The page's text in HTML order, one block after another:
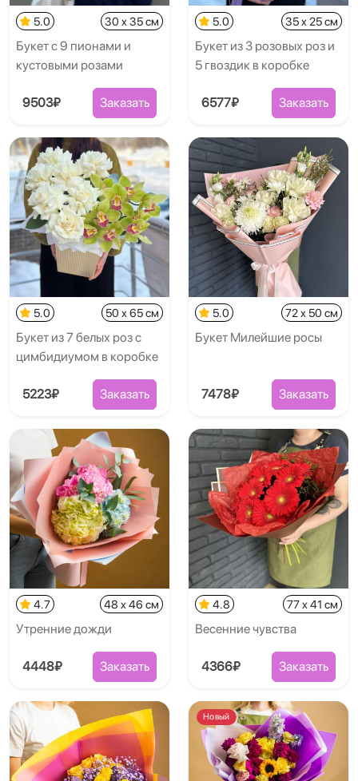
5.0 30 x 35 см
Букет с 9 пионами и
кустовыми розами
9503₽ Заказать
5.0 35 x 25 см
Букет из 3 розовых роз и
5 гвоздик в коробке
6577₽ Заказать
5.0 50 x 65 см
Букет из 7 белых роз с
цимбидиумом в коробке
5223₽ Заказать
5.0 72 x 50 см
Букет Милейшие росы
7478₽ Заказать
4.7 48 x 46 см
Утренние дожди
4448₽ Заказать
4.8 77 x 41 см
Весенние чувства
4366₽ Заказать
Новый